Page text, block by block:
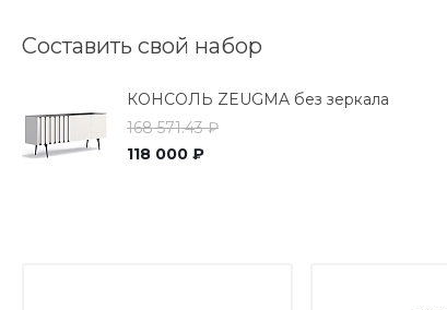
Составить свой набор
КОНСОЛЬ ZEUGMA без зеркала
168 571.43 ₽
118 000 ₽